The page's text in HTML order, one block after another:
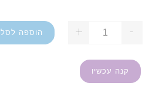
-
+ הוספה לסל
קנה עכשיו